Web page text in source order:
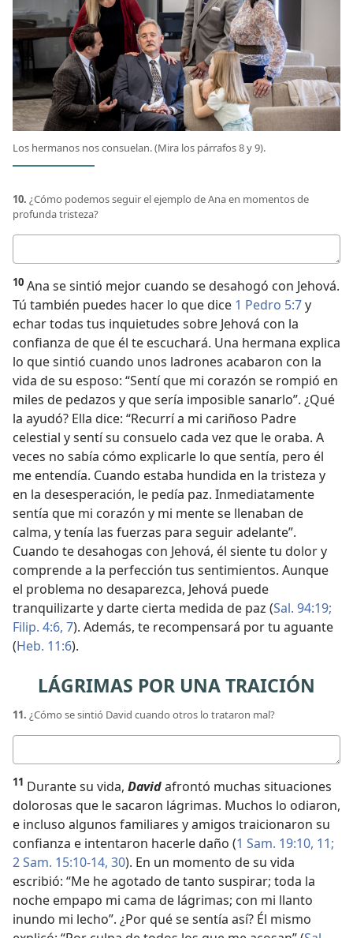
Los hermanos nos consuelan. (Mira los párrafos 8 y 9).
10. ¿Cómo podemos seguir el ejemplo de Ana en momentos de
profunda tristeza?
10 Ana se sintió mejor cuando se desahogó con Jehová.
Tú también puedes hacer lo que dice 1 Pedro 5:7y
echar todas tus inquietudes sobre Jehová con la
confianza de que él te escuchará. Una hermana explica
lo que sintió cuando unos ladrones acabaron con la
vida de su esposo: “Sentí que mi corazón se rompió en
miles de pedazos y que sería imposible sanarlo”. ¿Qué
la ayudó? Ella dice: “Recurrí a mi cariñoso Padre
celestial y sentí su consuelo cada vez que le oraba. A
veces no sabía cómo explicarle lo que sentía, pero él
me entendía. Cuando estaba hundida en la tristeza y
en la desesperación, le pedía paz. Inmediatamente
sentía que mi corazón y mi mente se llenaban de
calma, y tenía las fuerzas para seguir adelante”.
Cuando te desahogas con Jehová, él siente tu dolor y
comprende a la perfección tus sentimientos. Aunque
el problema no desaparezca, Jehová puede
tranquilizarte y darte cierta medida de paz (Sal. 94:19;
Filip. 4:6, 7). Además, te recompensará por tu aguante
(Heb. 11:6).
LÁGRIMAS POR UNA TRAICIÓN
11. ¿Cómo se sintió David cuando otros lo trataron mal?
11 Durante su vida, Davidafrontó muchas situaciones
dolorosas que le sacaron lágrimas. Muchos lo odiaron,
e incluso algunos familiares y amigos traicionaron su
confianza e intentaron hacerle daño (1 Sam. 19:10, 11;
2 Sam. 15:10-14, 30). En un momento de su vida
escribió: “Me he agotado de tanto suspirar; toda la
noche empapo mi cama de lágrimas; con mi llanto
inundo mi lecho”. ¿Por qué se sentía así? Él mismo